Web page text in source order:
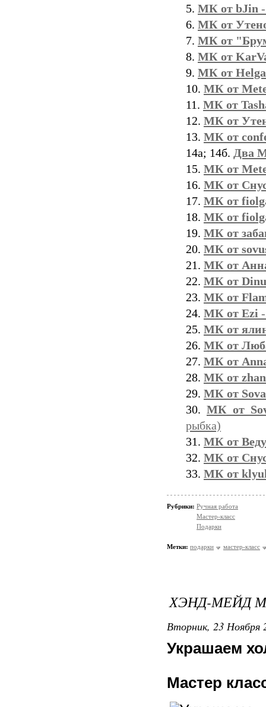
5. МК от bJin
6. МК от
7. МК от
8. МК от
9. МК от
10. МК от
11. МК от
12. МК от
13. МК от
14а; 14б. Два
15. МК от
16. МК от
17. МК от
18. МК от
19. МК от
20. МК от
21. МК от
22. МК от
23. МК от
24. МК от Ezi
25. МК от
26. МК от
27. МК от
28. МК от
29. МК от
30. МК от
рыбка)
31. МК от
32. МК от
33. МК от
Рубрики: Ручная работа
Мастер-класс
Подарки
Метки: подарки мастер-класс
ХЭНД-МЕЙД
Вторник, 23 Ноября
Украшаем
Мастер